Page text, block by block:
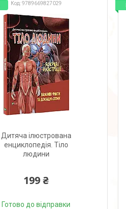
9789669827029
Дитяча ілюстрована
енциклопедія. Тіло
людини
199 ₴
Готово до відправки